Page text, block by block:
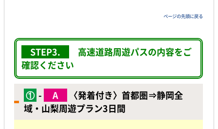
ページの先頭に戻る
STEP3.
高速道路周遊パスの内容をご
確認ください
① - A
〈発着付き〉首都圏⇒静岡全
域・山梨周遊プラン3日間